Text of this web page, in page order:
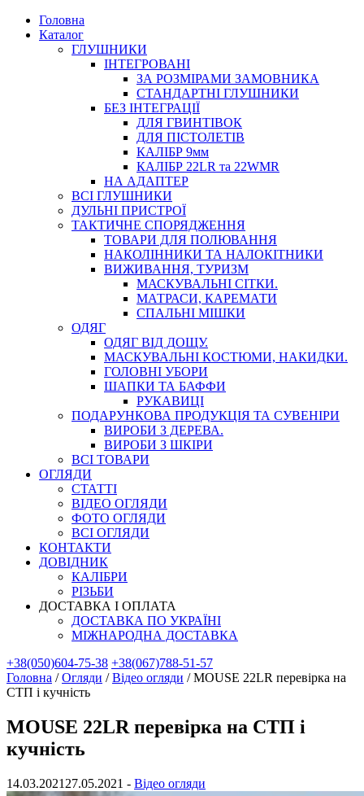
Головна
Каталог
ГЛУШНИКИ
ІНТЕГРОВАНІ
ЗА РОЗМІРАМИ ЗАМОВНИКА
СТАНДАРТНІ ГЛУШНИКИ
БЕЗ ІНТЕГРАЦІЇ
ДЛЯ ГВИНТІВОК
ДЛЯ ПІСТОЛЕТІВ
КАЛІБР 9мм
КАЛІБР 22LR та 22WMR
НА АДАПТЕР
ВСІ ГЛУШНИКИ
ДУЛЬНІ ПРИСТРОЇ
ТАКТИЧНЕ СПОРЯДЖЕННЯ
ТОВАРИ ДЛЯ ПОЛЮВАННЯ
НАКОЛІННИКИ ТА НАЛОКІТНИКИ
ВИЖИВАННЯ, ТУРИЗМ
МАСКУВАЛЬНІ СІТКИ.
МАТРАСИ, КАРЕМАТИ
СПАЛЬНІ МІШКИ
ОДЯГ
ОДЯГ ВІД ДОЩУ.
МАСКУВАЛЬНІ КОСТЮМИ, НАКИДКИ.
ГОЛОВНІ УБОРИ
ШАПКИ ТА БАФФИ
РУКАВИЦІ
ПОДАРУНКОВА ПРОДУКЦІЯ ТА СУВЕНІРИ
ВИРОБИ З ДЕРЕВА.
ВИРОБИ З ШКІРИ
ВСІ ТОВАРИ
ОГЛЯДИ
СТАТТІ
ВІДЕО ОГЛЯДИ
ФОТО ОГЛЯДИ
ВСІ ОГЛЯДИ
КОНТАКТИ
ДОВІДНИК
КАЛІБРИ
РІЗЬБИ
ДОСТАВКА І ОПЛАТА
ДОСТАВКА ПО УКРАЇНІ
МІЖНАРОДНА ДОСТАВКА
+38(050)604-75-38 +38(067)788-51-57
Головна /Огляди /Відео огляди /MOUSE 22LR перевірка на
СТП і кучність
MOUSE 22LR перевірка на СТП і
кучність
14.03.2021 27.05.2021 - Відео огляди